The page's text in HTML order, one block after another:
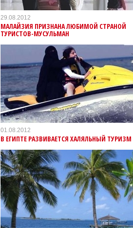
29.08.2012
МАЛАЙЗИЯ ПРИЗНАНА ЛЮБИМОЙ СТРАНОЙ
ТУРИСТОВ-МУСУЛЬМАН
01.08.2012
В ЕГИПТЕ РАЗВИВАЕТСЯ ХАЛЯЛЬНЫЙ ТУРИЗМ